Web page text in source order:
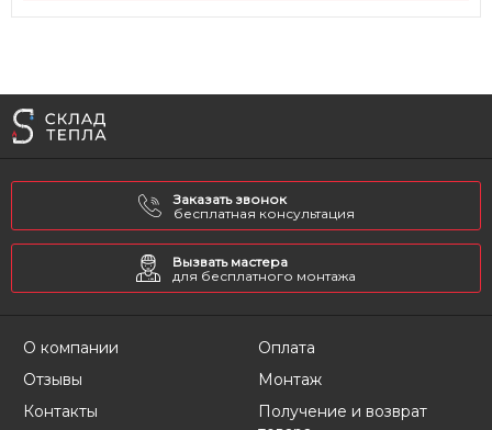
Заказать звонок
бесплатная консультация
Вызвать мастера
для бесплатного монтажа
О компании
Отзывы
Контакты
Оплата
Монтаж
Получение и возврат